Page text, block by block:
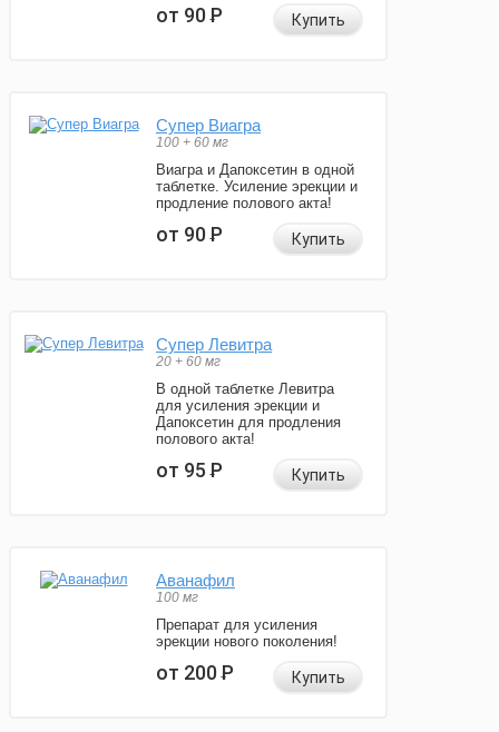
от 90Р Купить
Супер Виагра
100 + 60 мг
Виагра и Дапоксетин в одной
таблетке. Усиление эрекции и
продление полового акта!
от 90Р Купить
Супер Левитра
20 + 60 мг
В одной таблетке Левитра
для усиления эрекции и
Дапоксетин для продления
полового акта!
от 95Р Купить
Аванафил
100 мг
Препарат для усиления
эрекции нового поколения!
от 200Р Купить